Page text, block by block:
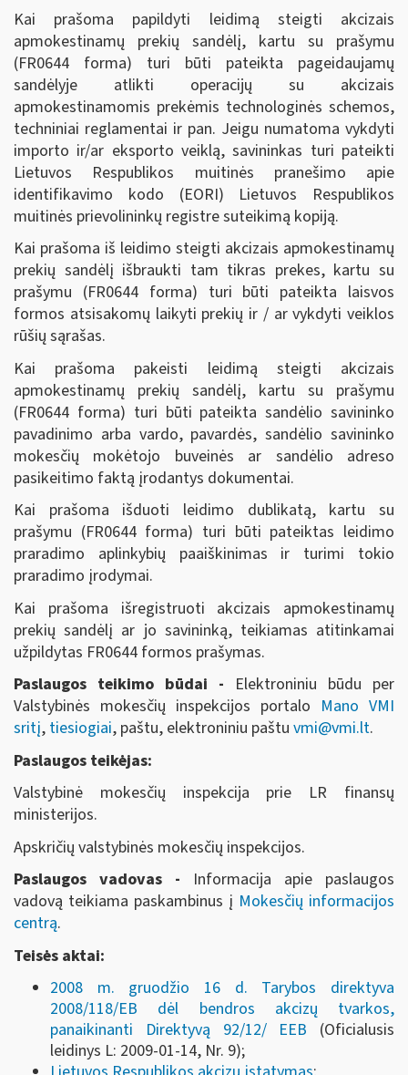
Kai prašoma papildyti leidimą steigti akcizais
apmokestinamų prekių sandėlį, kartu su prašymu
(FR0644 forma) turi būti pateikta pageidaujamų
sandėlyje atlikti operacijų su akcizais
apmokestinamomis prekėmis technologinės schemos,
techniniai reglamentai ir pan. Jeigu numatoma vykdyti
importo ir/ar eksporto veiklą, savininkas turi pateikti
Lietuvos Respublikos muitinės pranešimo apie
identifikavimo kodo (EORI) Lietuvos Respublikos
muitinės prievolininkų registre suteikimą kopiją.
Kai prašoma iš leidimo steigti akcizais apmokestinamų
prekių sandėlį išbraukti tam tikras prekes, kartu su
prašymu (FR0644 forma) turi būti pateikta laisvos
formos atsisakomų laikyti prekių ir / ar vykdyti veiklos
rūšių sąrašas.
Kai prašoma pakeisti leidimą steigti akcizais
apmokestinamų prekių sandėlį, kartu su prašymu
(FR0644 forma) turi būti pateikta sandėlio savininko
pavadinimo arba vardo, pavardės, sandėlio savininko
mokesčių mokėtojo buveinės ar sandėlio adreso
pasikeitimo faktą įrodantys dokumentai.
Kai prašoma išduoti leidimo dublikatą, kartu su
prašymu (FR0644 forma) turi būti pateiktas leidimo
praradimo aplinkybių paaiškinimas ir turimi tokio
praradimo įrodymai.
Kai prašoma išregistruoti akcizais apmokestinamų
prekių sandėlį ar jo savininką, teikiamas atitinkamai
užpildytas FR0644 formos prašymas.
Paslaugos teikimo būdai - Elektroniniu būdu per
Valstybinės mokesčių inspekcijos portalo Mano VMI
sritį, tiesiogiai, paštu, elektroniniu paštu vmi@vmi.lt.
Paslaugos teikėjas:
Valstybinė mokesčių inspekcija prie LR finansų
ministerijos.
Apskričių valstybinės mokesčių inspekcijos.
Paslaugos vadovas - Informacija apie paslaugos
vadovą teikiama paskambinus į Mokesčių informacijos
centrą.
Teisės aktai:
2008 m. gruodžio 16 d. Tarybos direktyva
2008/118/EB dėl bendros akcizų tvarkos,
panaikinanti Direktyvą 92/12/ EEB (Oficialusis
leidinys L: 2009-01-14, Nr. 9);